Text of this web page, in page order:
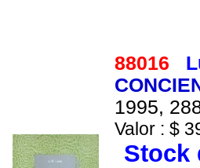
88016
1995,
Valor : $
Stock